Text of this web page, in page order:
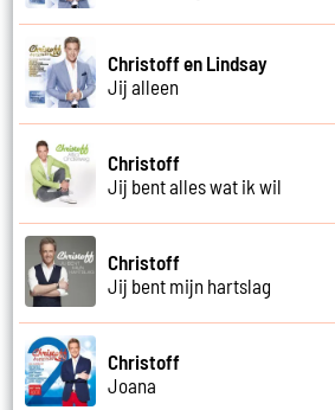
Christoff en Lindsay
Jij alleen
Christoff
Jij bent alles wat ik wil
Christoff
Jij bent mijn hartslag
Christoff
Joana